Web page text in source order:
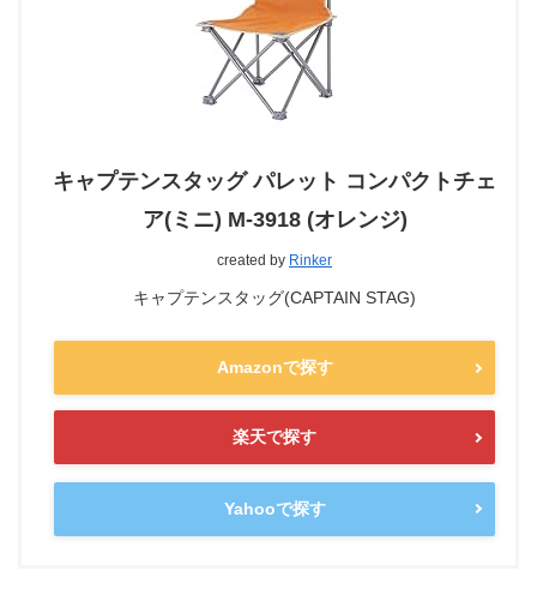
キャプテンスタッグ パレット コンパクトチェ
ア(ミニ) M-3918 (オレンジ)
created by Rinker
キャプテンスタッグ(CAPTAIN STAG)
Amazonで探す
楽天で探す
Yahooで探す